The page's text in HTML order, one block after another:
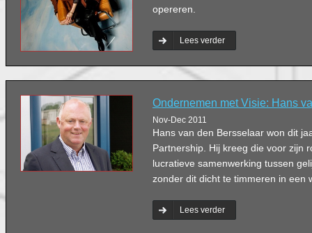
opereren.
Lees verder
Ondernemen met Visie: Hans
Nov-Dec 2011
Hans van den Bersselaar won dit
Partnership. Hij kreeg die voor zijn
lucratieve samenwerking tussen
zonder dit dicht te timmeren in een
Lees verder